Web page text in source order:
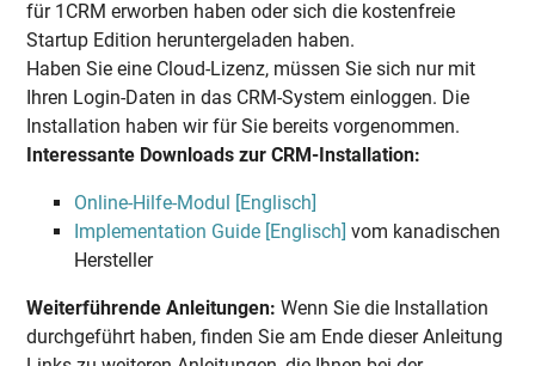
für 1CRM erworben haben oder sich die kostenfreie
Startup Edition heruntergeladen haben.
Haben Sie eine Cloud-Lizenz, müssen Sie sich nur mit
Ihren Login-Daten in das CRM-System einloggen. Die
Installation haben wir für Sie bereits vorgenommen.
Interessante Downloads zur CRM-Installation:
Online-Hilfe-Modul [Englisch]
Implementation Guide [Englisch] vom kanadischen
Hersteller
Weiterführende Anleitungen: Wenn Sie die Installation
durchgeführt haben, finden Sie am Ende dieser Anleitung